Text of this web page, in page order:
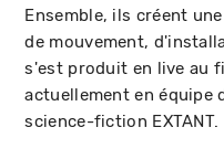
Ensemble, ils créent
de mouvement,
s'est produit en live au
actuellement en équipe
science-fiction EXTANT.